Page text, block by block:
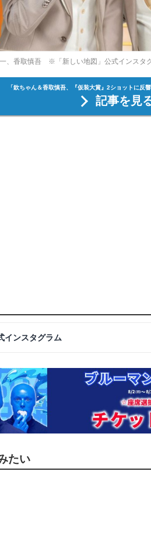
一、香取慎吾 ※「新しい地図」公式インスタ
「欽ちゃん＆香取慎吾、『仮装大賞』2ショットに反
記事を見
インスタグラム
たい